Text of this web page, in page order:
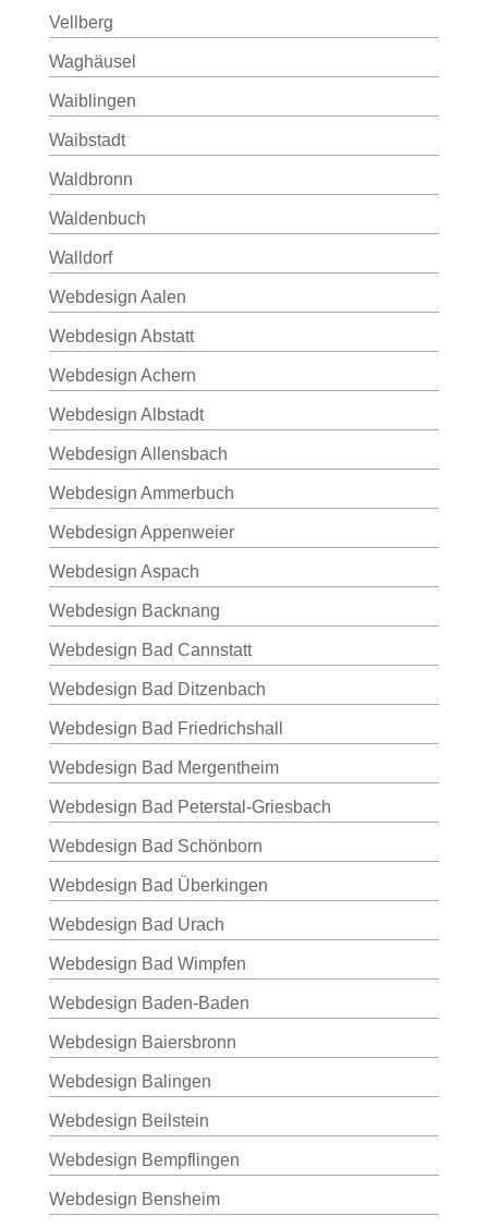
Vellberg
Waghäusel
Waiblingen
Waibstadt
Waldbronn
Waldenbuch
Walldorf
Webdesign Aalen
Webdesign Abstatt
Webdesign Achern
Webdesign Albstadt
Webdesign Allensbach
Webdesign Ammerbuch
Webdesign Appenweier
Webdesign Aspach
Webdesign Backnang
Webdesign Bad Cannstatt
Webdesign Bad Ditzenbach
Webdesign Bad Friedrichshall
Webdesign Bad Mergentheim
Webdesign Bad Peterstal-Griesbach
Webdesign Bad Schönborn
Webdesign Bad Überkingen
Webdesign Bad Urach
Webdesign Bad Wimpfen
Webdesign Baden-Baden
Webdesign Baiersbronn
Webdesign Balingen
Webdesign Beilstein
Webdesign Bempflingen
Webdesign Bensheim